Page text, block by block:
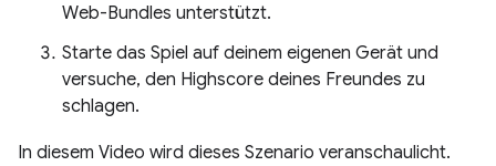
Web-Bundles unterstützt.
Starte das Spiel auf deinem eigenen Gerät und
versuche, den Highscore deines Freundes zu
schlagen.
In diesem Video wird dieses Szenario veranschaulicht.